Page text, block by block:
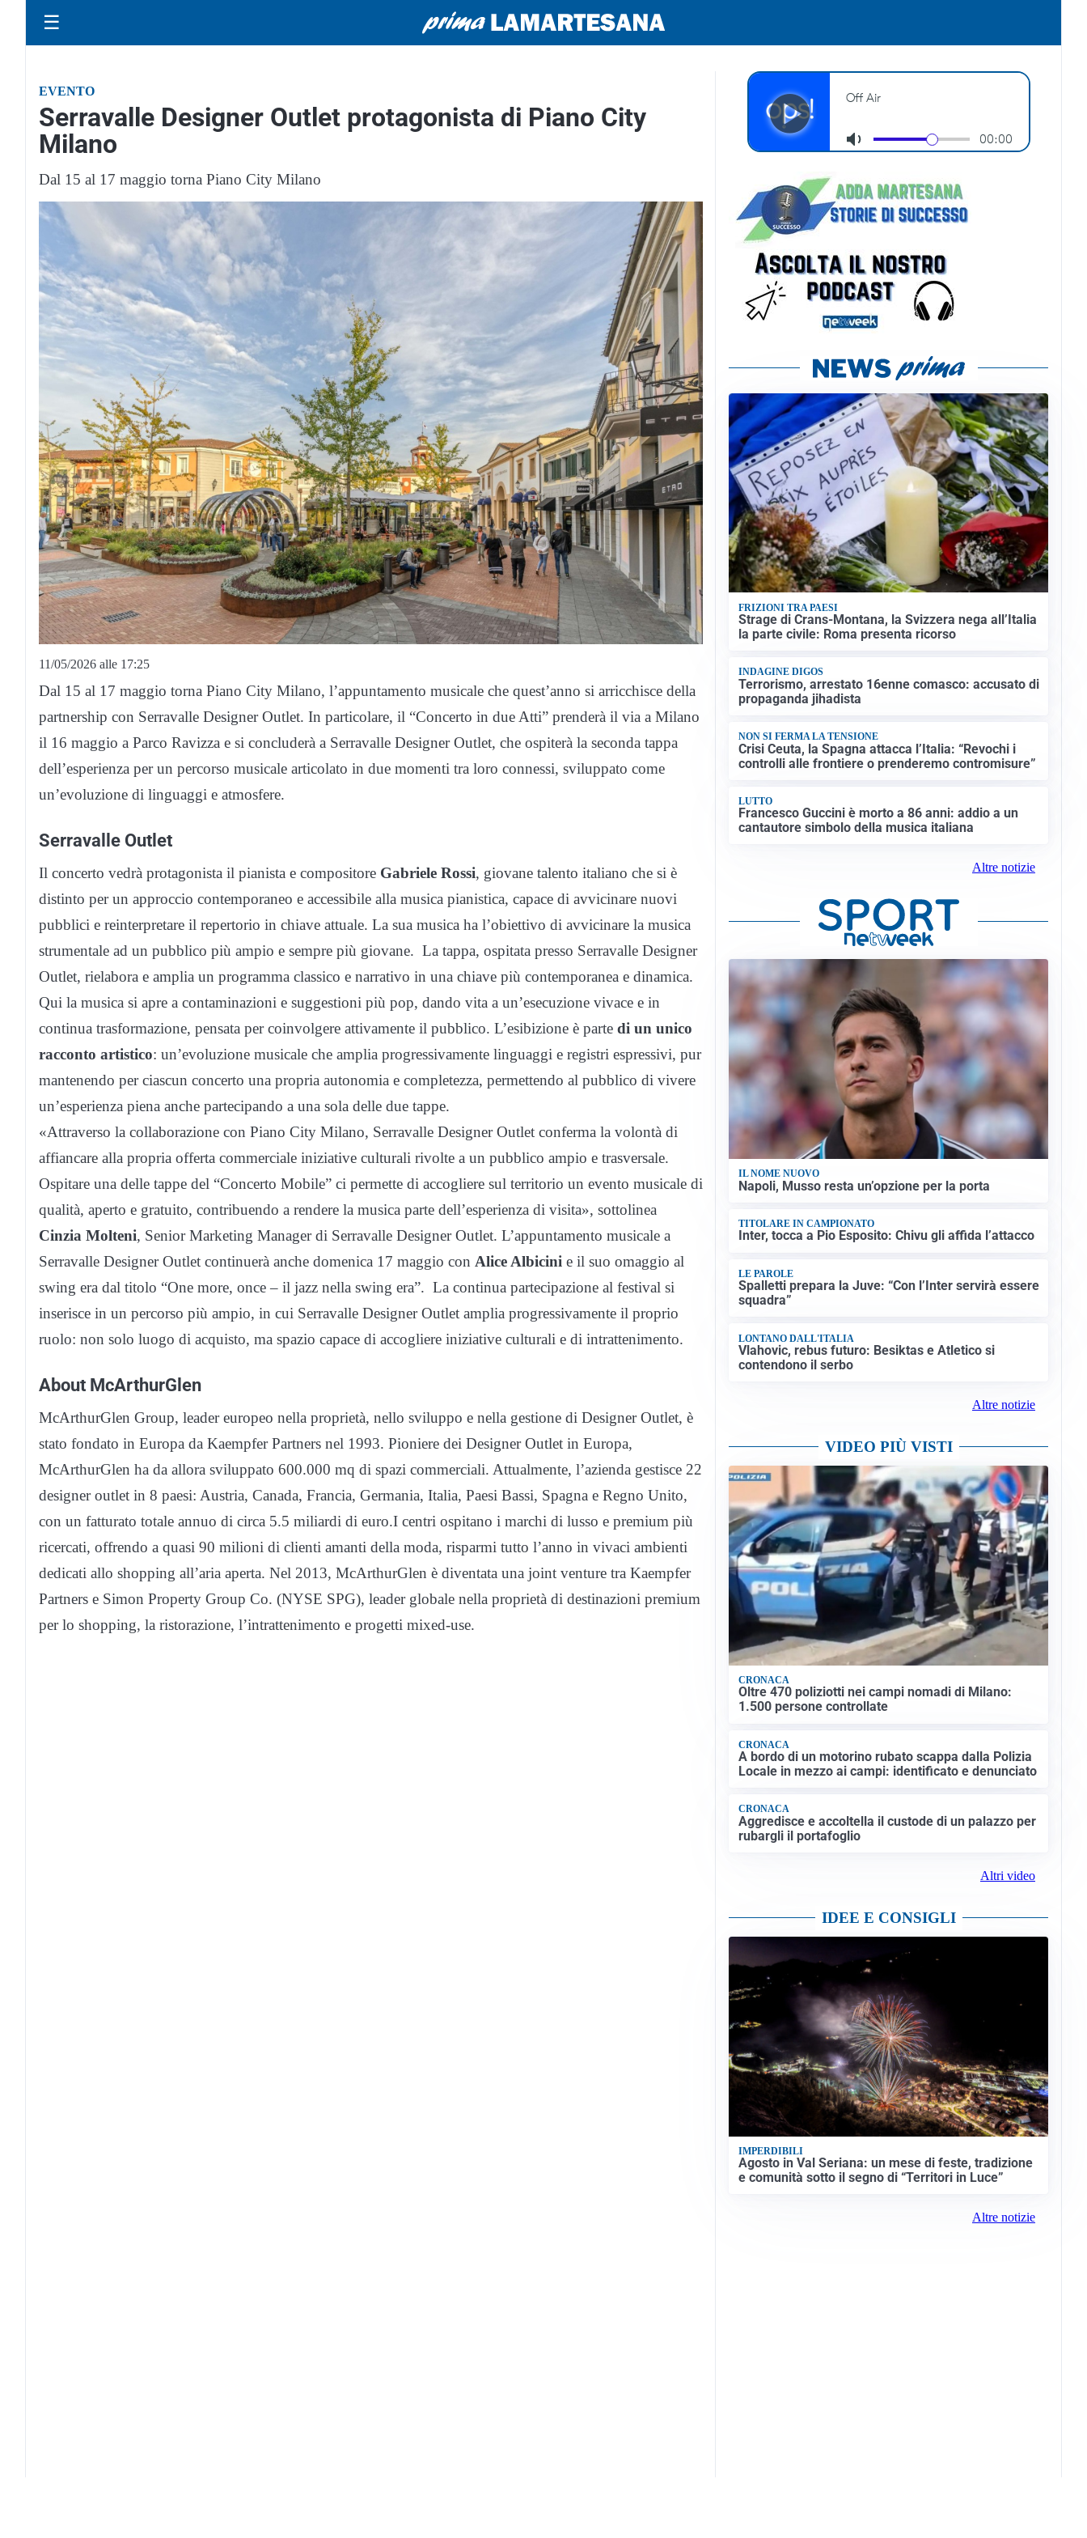
☰
EVENTO
Serravalle Designer Outlet protagonista di Piano City
Milano
Dal 15 al 17 maggio torna Piano City Milano
11/05/2026 alle 17:25
Dal 15 al 17 maggio torna Piano City Milano, l’appuntamento musicale che quest’anno si arricchisce della
partnership con Serravalle Designer Outlet. In particolare, il “Concerto in due Atti” prenderà il via a Milano
il 16 maggio a Parco Ravizza e si concluderà a Serravalle Designer Outlet, che ospiterà la seconda tappa
dell’esperienza per un percorso musicale articolato in due momenti tra loro connessi, sviluppato come
un’evoluzione di linguaggi e atmosfere.
Serravalle Outlet
Il concerto vedrà protagonista il pianista e compositore Gabriele Rossi, giovane talento italiano che si è
distinto per un approccio contemporaneo e accessibile alla musica pianistica, capace di avvicinare nuovi
pubblici e reinterpretare il repertorio in chiave attuale. La sua musica ha l’obiettivo di avvicinare la musica
strumentale ad un pubblico più ampio e sempre più giovane. La tappa, ospitata presso Serravalle Designer
Outlet, rielabora e amplia un programma classico e narrativo in una chiave più contemporanea e dinamica.
Qui la musica si apre a contaminazioni e suggestioni più pop, dando vita a un’esecuzione vivace e in
continua trasformazione, pensata per coinvolgere attivamente il pubblico. L’esibizione è parte di un unico
racconto artistico: un’evoluzione musicale che amplia progressivamente linguaggi e registri espressivi, pur
mantenendo per ciascun concerto una propria autonomia e completezza, permettendo al pubblico di vivere
un’esperienza piena anche partecipando a una sola delle due tappe.
«Attraverso la collaborazione con Piano City Milano, Serravalle Designer Outlet conferma la volontà di
affiancare alla propria offerta commerciale iniziative culturali rivolte a un pubblico ampio e trasversale.
Ospitare una delle tappe del “Concerto Mobile” ci permette di accogliere sul territorio un evento musicale di
qualità, aperto e gratuito, contribuendo a rendere la musica parte dell’esperienza di visita», sottolinea
Cinzia Molteni, Senior Marketing Manager di Serravalle Designer Outlet. L’appuntamento musicale a
Serravalle Designer Outlet continuerà anche domenica 17 maggio con Alice Albicini e il suo omaggio al
swing era dal titolo “One more, once – il jazz nella swing era”. La continua partecipazione al festival si
inserisce in un percorso più ampio, in cui Serravalle Designer Outlet amplia progressivamente il proprio
ruolo: non solo luogo di acquisto, ma spazio capace di accogliere iniziative culturali e di intrattenimento.
About McArthurGlen
McArthurGlen Group, leader europeo nella proprietà, nello sviluppo e nella gestione di Designer Outlet, è
stato fondato in Europa da Kaempfer Partners nel 1993. Pioniere dei Designer Outlet in Europa,
McArthurGlen ha da allora sviluppato 600.000 mq di spazi commerciali. Attualmente, l’azienda gestisce 22
designer outlet in 8 paesi: Austria, Canada, Francia, Germania, Italia, Paesi Bassi, Spagna e Regno Unito,
con un fatturato totale annuo di circa 5.5 miliardi di euro.I centri ospitano i marchi di lusso e premium più
ricercati, offrendo a quasi 90 milioni di clienti amanti della moda, risparmi tutto l’anno in vivaci ambienti
dedicati allo shopping all’aria aperta. Nel 2013, McArthurGlen è diventata una joint venture tra Kaempfer
Partners e Simon Property Group Co. (NYSE SPG), leader globale nella proprietà di destinazioni premium
per lo shopping, la ristorazione, l’intrattenimento e progetti mixed‑use.
FRIZIONI TRA PAESI
Strage di Crans-Montana, la Svizzera nega all’Italia
la parte civile: Roma presenta ricorso
INDAGINE DIGOS
Terrorismo, arrestato 16enne comasco: accusato di
propaganda jihadista
NON SI FERMA LA TENSIONE
Crisi Ceuta, la Spagna attacca l’Italia: “Revochi i
controlli alle frontiere o prenderemo contromisure”
LUTTO
Francesco Guccini è morto a 86 anni: addio a un
cantautore simbolo della musica italiana
Altre notizie
IL NOME NUOVO
Napoli, Musso resta un’opzione per la porta
TITOLARE IN CAMPIONATO
Inter, tocca a Pio Esposito: Chivu gli affida l’attacco
LE PAROLE
Spalletti prepara la Juve: “Con l’Inter servirà essere
squadra”
LONTANO DALL'ITALIA
Vlahovic, rebus futuro: Besiktas e Atletico si
contendono il serbo
Altre notizie
VIDEO PIÙ VISTI
CRONACA
Oltre 470 poliziotti nei campi nomadi di Milano:
1.500 persone controllate
CRONACA
A bordo di un motorino rubato scappa dalla Polizia
Locale in mezzo ai campi: identificato e denunciato
CRONACA
Aggredisce e accoltella il custode di un palazzo per
rubargli il portafoglio
Altri video
IDEE E CONSIGLI
IMPERDIBILI
Agosto in Val Seriana: un mese di feste, tradizione
e comunità sotto il segno di “Territori in Luce”
Altre notizie